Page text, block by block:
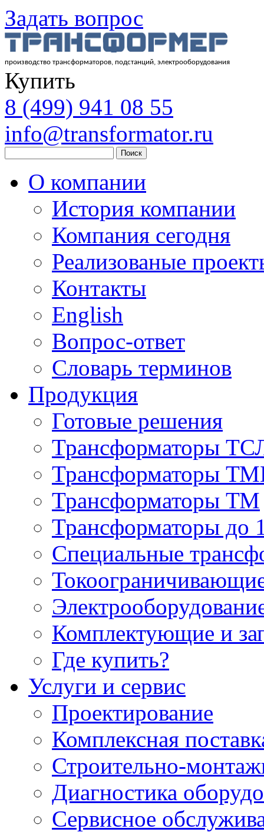
Задать вопрос
производство трансформаторов, подстанций, электрооборудования
Купить
8 (499) 941 08 55
info@transformator.ru
Поиск
О компании
История компании
Компания сегодня
Реализованые
Контакты
English
Вопрос-ответ
Словарь терминов
Продукция
Готовые решения
Трансформаторы
Трансформаторы
Трансформаторы ТМ
Трансформаторы
Специальные
Комплектующие и
Где купить?
Услуги и сервис
Проектирование
Комплексная
Строительно-
Диагностика
Сервисное